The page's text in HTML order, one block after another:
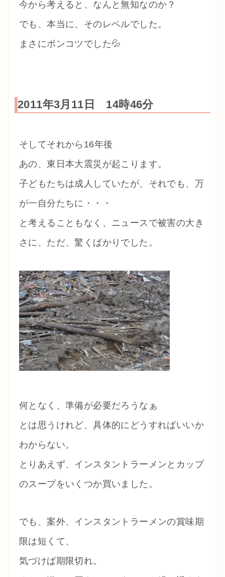
今から考えると、なんと無知なのか？
でも、本当に、そのレベルでした。
まさにポンコツでした💦
2011年3月11日 14時46分
そしてそれから16年後
あの、東日本大震災が起こります。
子どもたちは成人していたが、それでも、万
が一自分たちに・・・
と考えることもなく、ニュースで被害の大き
さに、ただ、驚くばかりでした。
何となく、準備が必要だろうなぁ
とは思うけれど、具体的にどうすればいいか
わからない。
とりあえず、インスタントラーメンとカップ
のスープをいくつか買いました。
でも、案外、インスタントラーメンの賞味期
限は短くて、
気づけば期限切れ。